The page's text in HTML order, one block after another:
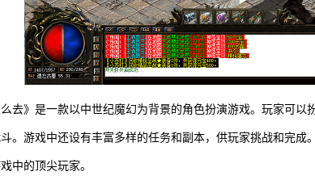
么去》是一款以中世纪魔幻为背景的角色扮演游戏。玩家可
。游戏中还设有丰富多样的任务和副本，供玩家挑战和完成
中的顶尖玩家。